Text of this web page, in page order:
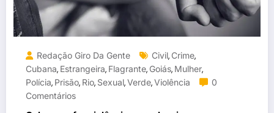
Redação Giro Da Gente Civil, Crime,
Cubana, Estrangeira, Flagrante, Goiás, Mulher,
Polícia, Prisão, Rio, Sexual,Verde,Violência
0
Comentários